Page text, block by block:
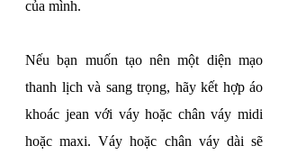
của mình.
Nếu bạn muốn tạo nên một diện mạo
thanh lịch và sang trọng, hãy kết hợp áo
khoác jean với váy hoặc chân váy midi
hoặc maxi. Váy hoặc chân váy dài sẽ